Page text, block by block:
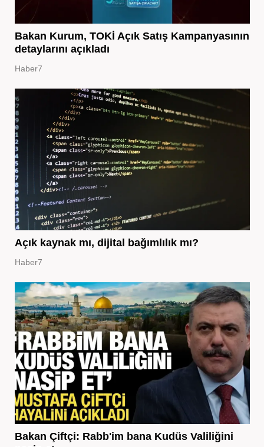
Bakan Kurum, TOKİ Açık Satış Kampanyasının
detaylarını açıkladı
Haber7
Açık kaynak mı, dijital bağımlılık mı?
Haber7
Bakan Çiftçi: Rabb'im bana Kudüs Valiliğini